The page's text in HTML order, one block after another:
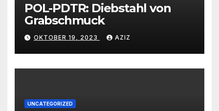
POL-PDTR: Diebstahl von
Grabschmuck
OKTOBER 19, 2023 AZIZ
UNCATEGORIZED